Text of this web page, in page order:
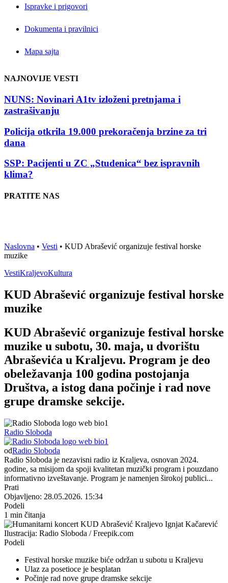
Ispravke i prigovori
Dokumenta i pravilnici
Mapa sajta
NAJNOVIJE VESTI
NUNS: Novinari A1tv izloženi pretnjama i
zastrašivanju
Policija otkrila 19.000 prekoračenja brzine za tri
dana
SSP: Pacijenti u ZC „Studenica“ bez ispravnih
klima?
PRATITE NAS
Naslovna • Vesti • KUD Abrašević organizuje festival horske
muzike
VestiKraljevoKultura
KUD Abrašević organizuje festival horske
muzike
KUD Abrašević organizuje festival horske
muzike u subotu, 30. maja, u dvorištu
Abraševića u Kraljevu. Program je deo
obeležavanja 100 godina postojanja
Društva, a istog dana počinje i rad nove
grupe dramske sekcije.
Radio Sloboda
odRadio Sloboda
Radio Sloboda je nezavisni radio iz Kraljeva, osnovan 2024.
godine, sa misijom da spoji kvalitetan muzički program i pouzdano
informativno izveštavanje. Program je namenjen širokoj publici...
Prati
Objavljeno: 28.05.2026. 15:34
Podeli
1 min čitanja
Ilustracija: Radio Sloboda / Freepik.com
Podeli
Festival horske muzike biće održan u subotu u Kraljevu
Ulaz za posetioce je besplatan
Počinje rad nove grupe dramske sekcije